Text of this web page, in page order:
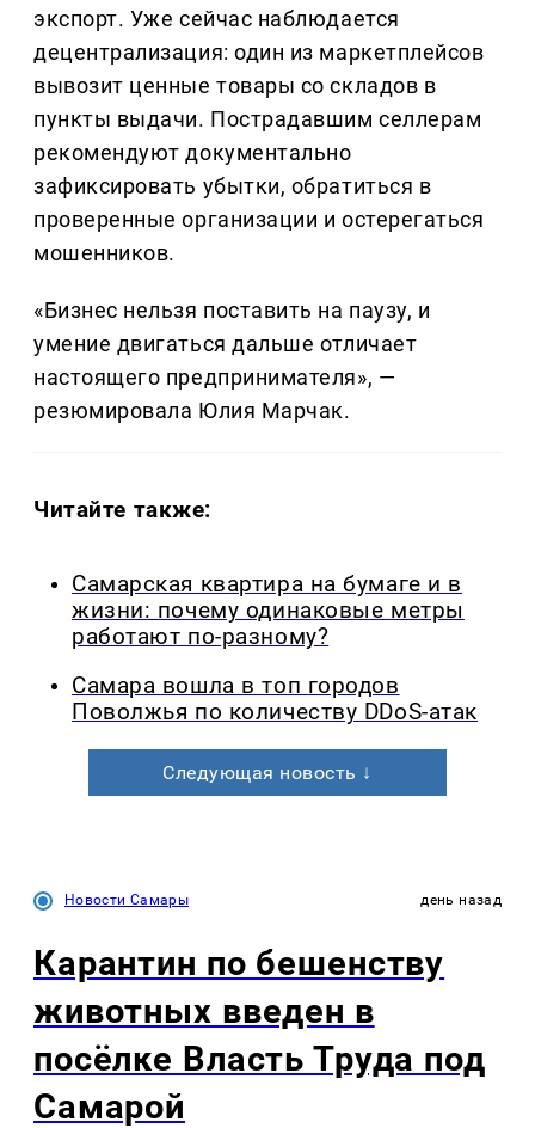
экспорт. Уже сейчас наблюдается
децентрализация: один из маркетплейсов
вывозит ценные товары со складов в
пункты выдачи. Пострадавшим селлерам
рекомендуют документально
зафиксировать убытки, обратиться в
проверенные организации и остерегаться
мошенников.
«Бизнес нельзя поставить на паузу, и
умение двигаться дальше отличает
настоящего предпринимателя», —
резюмировала Юлия Марчак.
Читайте также:
Самарская квартира на бумаге и в
жизни: почему одинаковые метры
работают по-разному?
Самара вошла в топ городов
Поволжья по количеству DDoS-атак
Следующая новость ↓
Новости Самары день назад
Карантин по бешенству
животных введен в
посёлке Власть Труда под
Самарой